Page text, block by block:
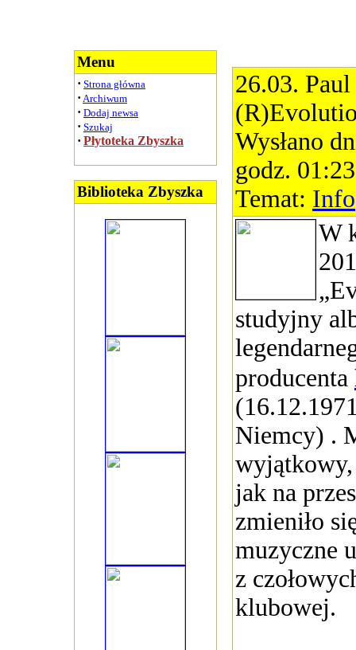
Menu
· Strona główna
· Archiwum
· Dodaj newsa
· Szukaj
· Płytoteka Zbyszka
Biblioteka Zbyszka
26.03.
Wysłano
godz.
Temat: Info
W
studyjny
producenta
Niemcy) .
jak na
zmieniło
muzyczne
z
klubowej.